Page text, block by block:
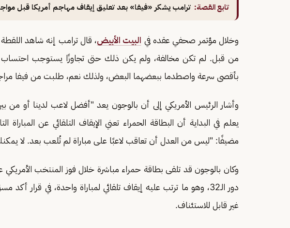
تابع القصة: ترامب يشكر «فيفا» بعد تعليق إيقاف مهاجم أمريكا قبل
وخلال مؤتمر صحفي عقده في البيت الأبيض، قال ترامب إنه شاهد
من قبل. لم تكن مخالفة، ولم يكن ذلك حتى تجاوزًا يستوجب احتساب
بأقصى سرعة واصطدما ببعضهما البعض، ولذلك نعم، طلبت من فيفا
وأشار الرئيس الأمريكي إلى أن بالوجون يعد "أفضل لاعب لدينا أو من
يعلم في البداية أن البطاقة الحمراء تعني الإيقاف التلقائي عن المباراة
مضيفًا: "ليس من العدل أن تعاقب لاعبًا على مباراة لم تُلعب بعد. لا
وكان بالوجون قد تلقى بطاقة حمراء مباشرة خلال فوز المنتخب الأمريكي
دور الـ32، وهو ما ترتب عليه إيقاف تلقائي لمباراة واحدة، في قرار
غير قابل للاستئناف.